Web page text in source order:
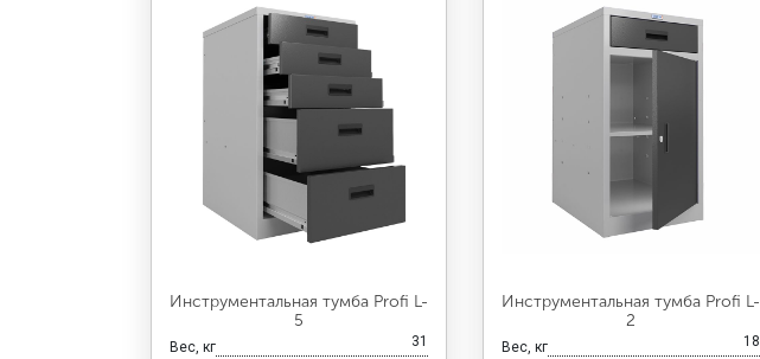
Инструментальная тумба Profi L-
5
Вес, кг 31
Инструментальная тумба Profi L-
2
Вес, кг 18